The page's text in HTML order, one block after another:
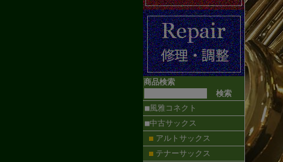
商品検索
■風雅コネクト
■中古サックス
アルトサックス
テナーサックス